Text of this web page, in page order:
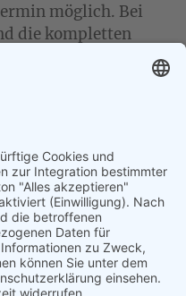
möglich. Bei
die kompletten
Seminarkosten
bekannt
mich einfach
das ab.